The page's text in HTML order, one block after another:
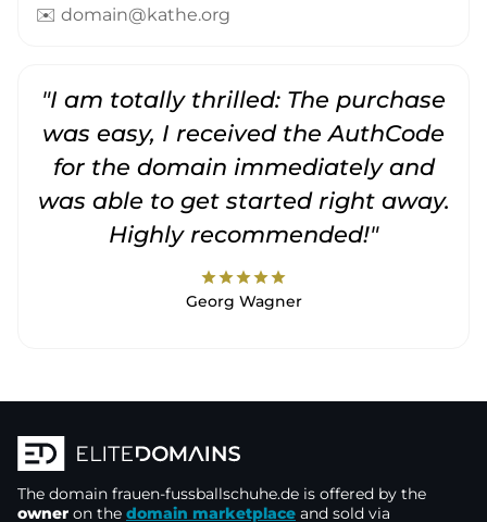
✉️ domain@kathe.org
"I am totally thrilled: The purchase
was easy, I received the AuthCode
for the domain immediately and
was able to get started right away.
Highly recommended!"
starstarstarstarstar
Georg Wagner
The domain frauen-fussballschuhe.de is offered by the
owner on the domain marketplace and sold via